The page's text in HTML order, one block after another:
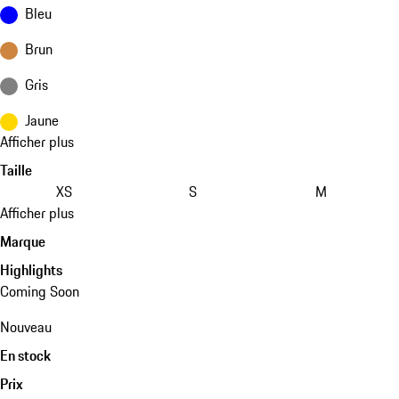
Bleu
Brun
Gris
Jaune
Afficher plus
Taille
XS
S
M
Afficher plus
Marque
Highlights
Coming Soon
Nouveau
En stock
Prix